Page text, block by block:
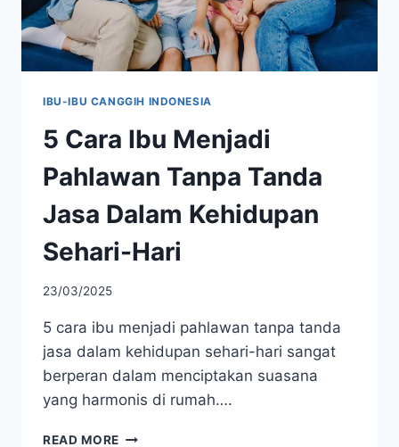
IBU-IBU CANGGIH INDONESIA
5 Cara Ibu Menjadi
Pahlawan Tanpa Tanda
Jasa Dalam Kehidupan
Sehari-Hari
23/03/2025
5 cara ibu menjadi pahlawan tanpa tanda
jasa dalam kehidupan sehari-hari sangat
berperan dalam menciptakan suasana
yang harmonis di rumah….
READ MORE